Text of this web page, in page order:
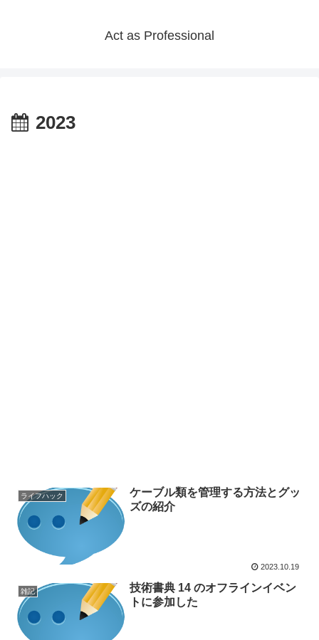
Act as Professional
2023
ライフハック
ケーブル類を管理する方法とグッ
ズの紹介
2023.10.19
雑記
技術書典 14 のオフラインイベン
トに参加した